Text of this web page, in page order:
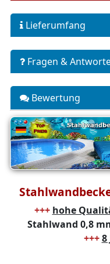
Lieferumfang
Fragen &
Bewertung
+++ hohe
Stahlwand 0,8
+++8